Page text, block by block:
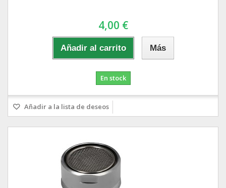
4,00 €
Añadir al carrito Más
En stock
Añadir a la lista de deseos